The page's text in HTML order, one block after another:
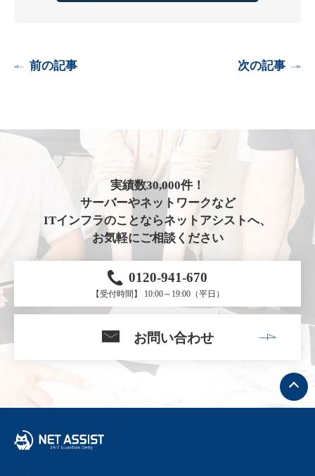
前の記事 次の記事
実績数30,000件！
サーバーやネットワークなど
ITインフラのことならネットアシストへ、
お気軽にご相談ください
0120-941-670
【受付時間】 10:00～19:00（平日）
お問い合わせ
ト
ッ
プ
へ